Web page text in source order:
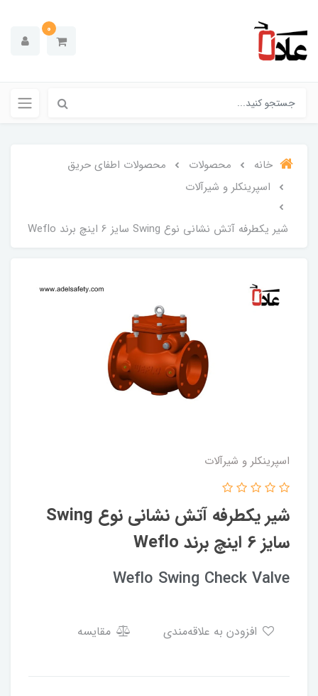
0
خانه محصولات
محصولات اطفای حریق
اسپرینکلر و شیرآلات
شیر یکطرفه آتش نشانی نوع Swing سایز 6 اینچ برند Weflo
اسپرینکلر و شیرآلات
شیر یکطرفه آتش نشانی نوع Swing
سایز 6 اینچ برند Weflo
Weflo Swing Check Valve
مقایسه